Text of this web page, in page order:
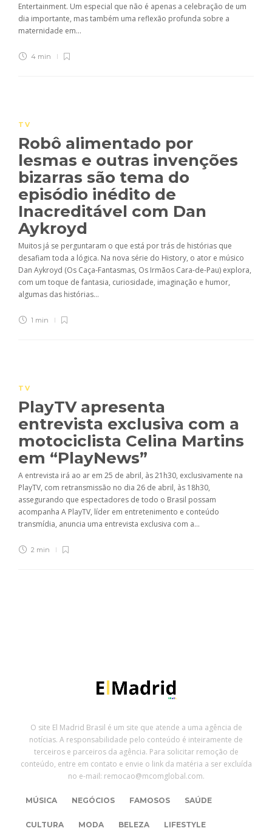
Entertainment. Um especial que não é apenas a celebração de um
dia importante, mas também uma reflexão profunda sobre a
maternidade em...
4 min
TV
Robô alimentado por
lesmas e outras invenções
bizarras são tema do
episódio inédito de
Inacreditável com Dan
Aykroyd
Muitos já se perguntaram o que está por trás de histórias que
desafiam toda a lógica. Na nova série do History, o ator e músico
Dan Aykroyd (Os Caça-Fantasmas, Os Irmãos Cara-de-Pau) explora,
com um toque de fantasia, curiosidade, imaginação e humor,
algumas das histórias...
1 min
TV
PlayTV apresenta
entrevista exclusiva com a
motociclista Celina Martins
em “PlayNews”
A entrevista irá ao ar em 25 de abril, às 21h30, exclusivamente na
PlayTV, com retransmissão no dia 26 de abril, às 18h30,
assegurando que espectadores de todo o Brasil possam
acompanha A PlayTV, líder em entretenimento e conteúdo
transmídia, anuncia uma entrevista exclusiva com a...
2 min
O site El Madrid Brasil é um site que atende a uma agência de
notícias. A responsabilidade pelo conteúdo é inteiramente de
terceiros e parceiros da agência. Para solicitar remoção de
conteúdo, entre em contato e envie o link da matéria a ser excluída
no e-mail: remocao@mcomglobal.com.
MÚSICA NEGÓCIOS FAMOSOS SAÚDE
CULTURA MODA BELEZA LIFESTYLE